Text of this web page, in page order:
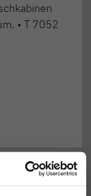
• T 7052